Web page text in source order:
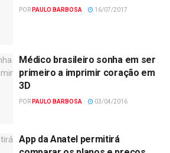
POR PAULO BARBOSA 16/07/2017
Médico brasileiro sonha em ser
primeiro a imprimir coração em
3D
POR PAULO BARBOSA 03/04/2016
App da Anatel permitirá